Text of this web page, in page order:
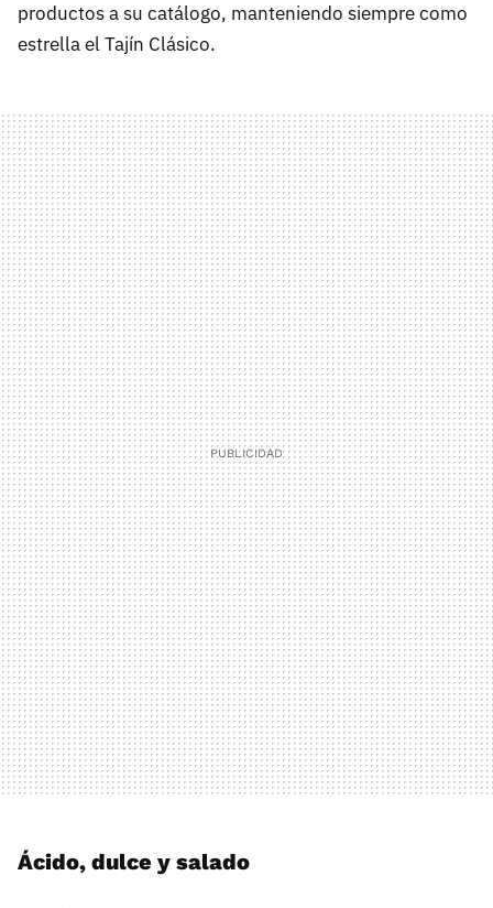
productos a su catálogo, manteniendo siempre como
estrella el Tajín Clásico.
Ácido, dulce y salado